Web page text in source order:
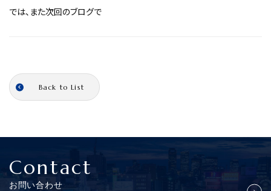
では、また次回のブログで
Back to List
Contact
お問い合わせ